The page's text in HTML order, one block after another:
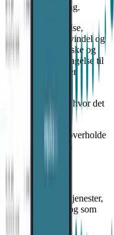
markedsføring.
overholdelse,
og opdage svindel og
vores juridiske og
herunder overdragelse til
såsom salg eller
hvor det
for at overholde
krav gældende.
andre
vi kun de
levere vores tjenester,
anmodninger, og som